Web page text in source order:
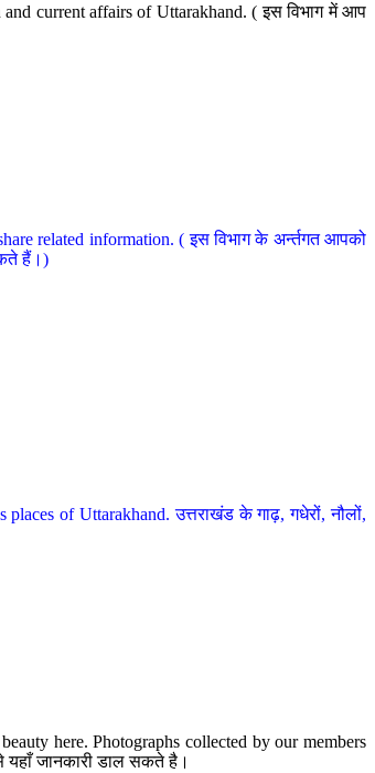
current affairs of Uttarakhand. ( इस विभाग में आप
related information. ( इस विभाग के अर्न्तगत आपको
हैं।)
of Uttarakhand. उत्तराखंड के गाढ़, गधेरों, नौलों,
here. Photographs collected by our members
जानकारी डाल सकते है।